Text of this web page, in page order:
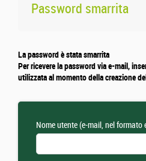
Password smarrita
La password è stata smarrita
Per ricevere la password via e-mail,
utilizzata al momento della creazione
Nome utente (e-mail, nel formato